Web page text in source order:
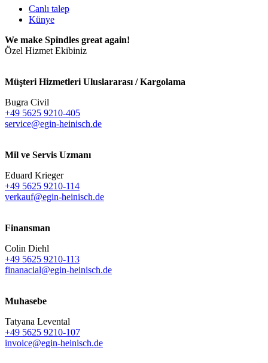
Canlı talep
Künye
We make Spindles great again!
Özel Hizmet Ekibiniz
Müşteri Hizmetleri Uluslararası / Kargolama
Bugra Civil
+49 5625 9210-405
service@egin-heinisch.de
Mil ve Servis Uzmanı
Eduard Krieger
+49 5625 9210-114
verkauf@egin-heinisch.de
Finansman
Colin Diehl
+49 5625 9210-113
finanacial@egin-heinisch.de
Muhasebe
Tatyana Levental
+49 5625 9210-107
invoice@egin-heinisch.de